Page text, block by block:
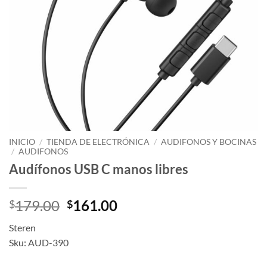
INICIO / TIENDA DE ELECTRÓNICA / AUDIFONOS Y BOCINAS
/ AUDIFONOS
Audífonos USB C manos libres
$179.00 $161.00
Steren
Sku: AUD-390